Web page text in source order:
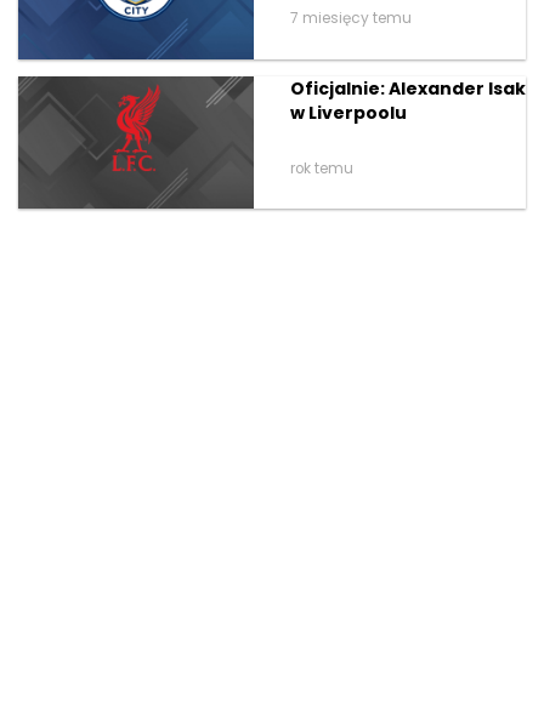
7 miesięcy temu
Oficjalnie: Alexander Isak
w Liverpoolu
rok temu